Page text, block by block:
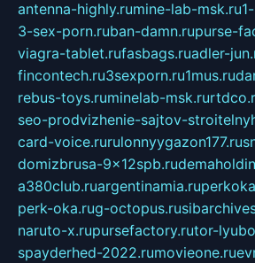
antenna-highly.rumine-lab-msk.ru
3-sex-porn.ruban-damn.rupurse-
viagra-tablet.rufasbags.ruadler-
fincontech.ru3sexporn.ru1mus.ru
rebus-toys.ruminelab-msk.ru
seo-prodvizhenie-sajtov-
card-voice.rurulonnyygazon177.ru
domizbrusa-9x12spb.ru
a380club.ruargentinamia.ru
perk-oka.rug-octopus.ru
naruto-x.rupursefactory.rutor-
spayderhed-2022.rumovieone.ru